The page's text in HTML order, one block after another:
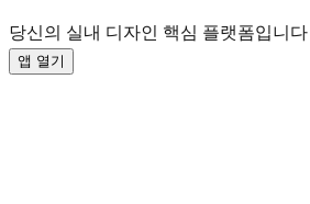
당신의 실내 디자인 핵심 플랫폼입니다
앱 열기